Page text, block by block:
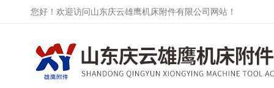
您好！欢迎访问山东庆云雄鹰机床附件有限公司网站！